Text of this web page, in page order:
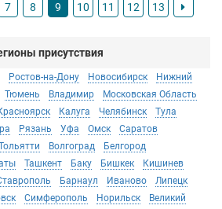
7 8 9 10 11 12 13
присутствия
Ростов-на-Дону Новосибирск
Нижний
Тюмень Владимир
Московская Область
Калуга Челябинск
Тула
Рязань Уфа Омск
Саратов
Волгоград
Белгород
Ташкент Баку Бишкек
Кишинев
Барнаул Иваново
Липецк
Симферополь Норильск
Великий